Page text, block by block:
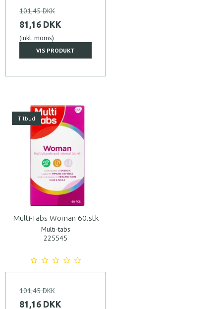
101,45 DKK
81,16 DKK
(inkl. moms)
VIS PRODUKT
Tilbud
Multi-Tabs Woman 60.stk
Multi-tabs
225545
101,45 DKK
81,16 DKK